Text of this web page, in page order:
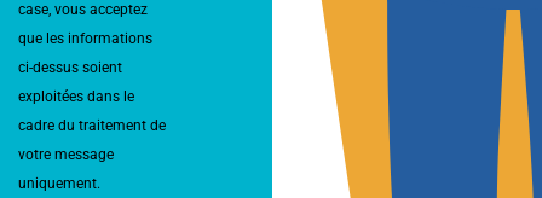
case, vous acceptez
que les informations
ci-dessus soient
exploitées dans le
cadre du traitement de
votre message
uniquement.